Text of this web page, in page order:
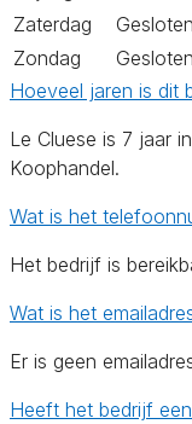
Zaterdag
Gesloten
Zondag
Gesloten
Hoeveel jaren is dit
Le Cluese is 7 jaar
Koophandel.
Wat is het
Het bedrijf is
Wat is het
Er is geen
Heeft het bedrijf